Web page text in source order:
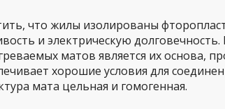
что жилы изолированы
и электрическую
матов является их основа,
хорошие условия для
мата цельная и гомогенная.